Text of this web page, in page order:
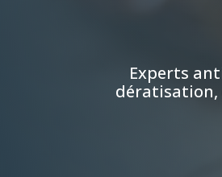
Experts
dératisation,